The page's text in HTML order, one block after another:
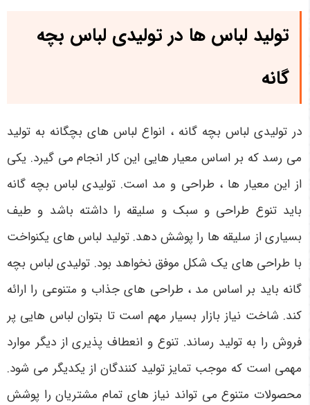
تولید لباس ها در تولیدی لباس بچه
گانه
در تولیدی لباس بچه گانه ، انواع لباس های بچگانه به تولید
می رسد که بر اساس معیار هایی این کار انجام می گیرد. یکی
از این معیار ها ، طراحی و مد است. تولیدی لباس بچه گانه
باید تنوع طراحی و سبک و سلیقه را داشته باشد و طیف
بسیاری از سلیقه ها را پوشش دهد. تولید لباس های یکنواخت
با طراحی های یک شکل موفق نخواهد بود. تولیدی لباس بچه
گانه باید بر اساس مد ، طراحی های جذاب و متنوعی را ارائه
کند. شاخت نیاز بازار بسیار مهم است تا بتوان لباس هایی پر
فروش را به تولید رساند. تنوع و انعطاف پذیری از دیگر موارد
مهمی است که موجب تمایز تولید کنندگان از یکدیگر می شود.
محصولات متنوع می تواند نیاز های تمام مشتریان را پوشش